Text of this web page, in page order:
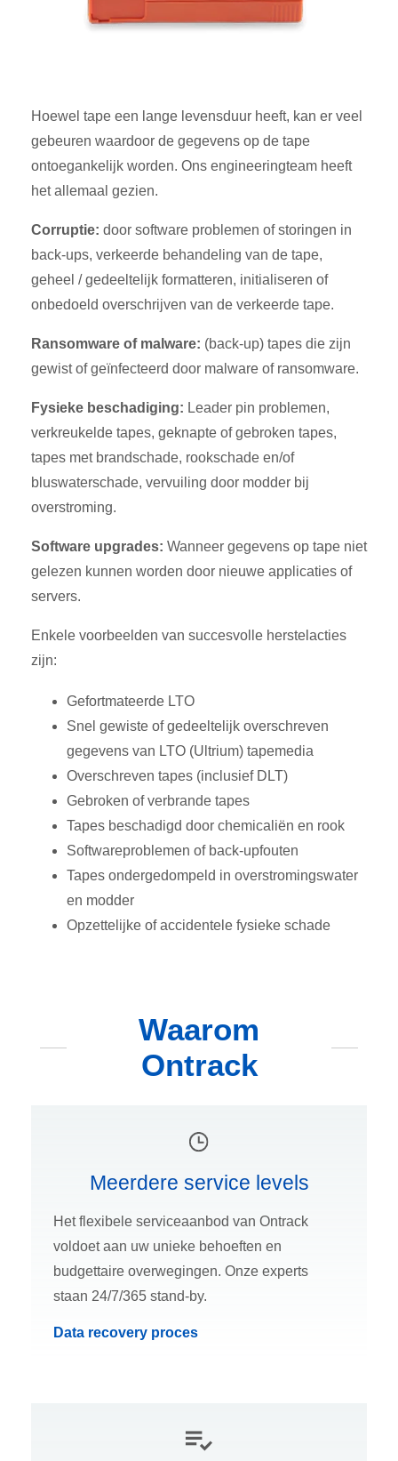
Hoewel tape een lange levensduur heeft, kan er veel
gebeuren waardoor de gegevens op de tape
ontoegankelijk worden. Ons engineeringteam heeft
het allemaal gezien.
Corruptie: door software problemen of storingen in
back-ups, verkeerde behandeling van de tape,
geheel / gedeeltelijk formatteren, initialiseren of
onbedoeld overschrijven van de verkeerde tape.
Ransomware of malware: (back-up) tapes die zijn
gewist of geïnfecteerd door malware of ransomware.
Fysieke beschadiging: Leader pin problemen,
verkreukelde tapes, geknapte of gebroken tapes,
tapes met brandschade, rookschade en/of
bluswaterschade, vervuiling door modder bij
overstroming.
Software upgrades: Wanneer gegevens op tape niet
gelezen kunnen worden door nieuwe applicaties of
servers.
Enkele voorbeelden van succesvolle herstelacties
zijn:
Gefortmateerde LTO
Snel gewiste of gedeeltelijk overschreven
gegevens van LTO (Ultrium) tapemedia
Overschreven tapes (inclusief DLT)
Gebroken of verbrande tapes
Tapes beschadigd door chemicaliën en rook
Softwareproblemen of back-upfouten
Tapes ondergedompeld in overstromingswater
en modder
Opzettelijke of accidentele fysieke schade
Waarom
Ontrack
Meerdere service levels
Het flexibele serviceaanbod van Ontrack
voldoet aan uw unieke behoeften en
budgettaire overwegingen. Onze experts
staan 24/7/365 stand-by.
Data recovery proces